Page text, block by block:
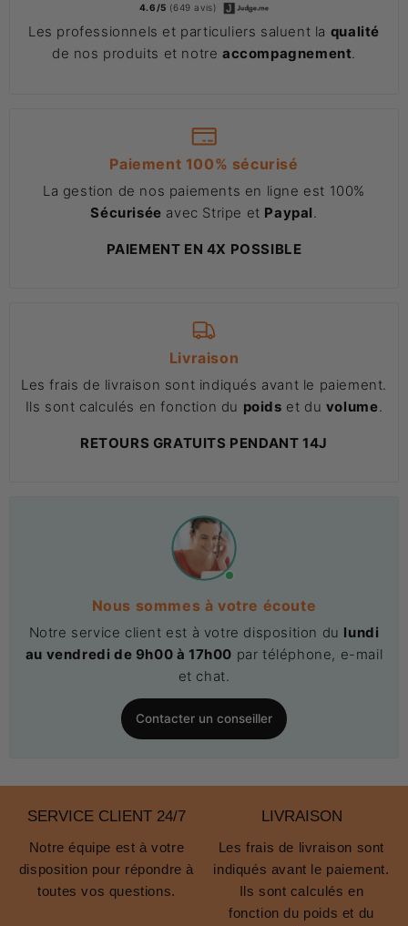
4.6/5 (649 avis)
Les professionnels et particuliers saluent la qualité
de nos produits et notre accompagnement.
Paiement 100% sécurisé
La gestion de nos paiements en ligne est 100%
Sécurisée avec Stripe et Paypal.
PAIEMENT EN 4X POSSIBLE
Livraison
Les frais de livraison sont indiqués avant le paiement.
Ils sont calculés en fonction du poids et du volume.
RETOURS GRATUITS PENDANT 14J
Nous sommes à votre écoute
Notre service client est à votre disposition du lundi
au vendredi de 9h00 à 17h00 par téléphone, e-mail
et chat.
Contacter un conseiller
SERVICE CLIENT 24/7
Notre équipe est à votre
disposition pour répondre à
toutes vos questions.
LIVRAISON
Les frais de livraison sont
indiqués avant le paiement.
Ils sont calculés en
fonction du poids et du